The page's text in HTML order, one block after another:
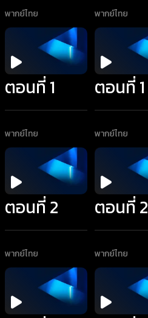
พากย์ไทย พากย์ไทย
ตอนที่ 1
พากย์ไทย
ตอนที่ 1
พากย์ไทย
ตอนที่ 2
พากย์ไทย
ตอนที่ 2
พากย์ไทย